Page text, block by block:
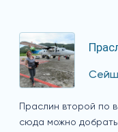
Праслин второй по
сюда можно